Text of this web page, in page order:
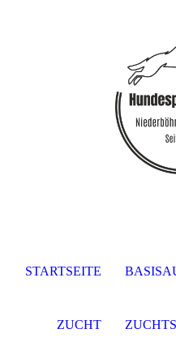
STARTSEITE
ZUCHT